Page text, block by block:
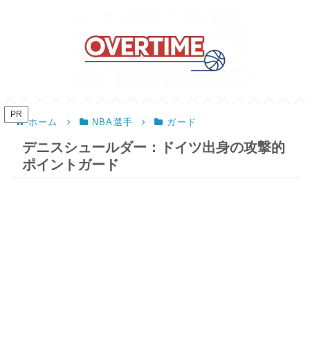
PR
ホーム NBA選手 ガード
デニスシュールダー：ドイツ出身の攻撃的
ポイントガード